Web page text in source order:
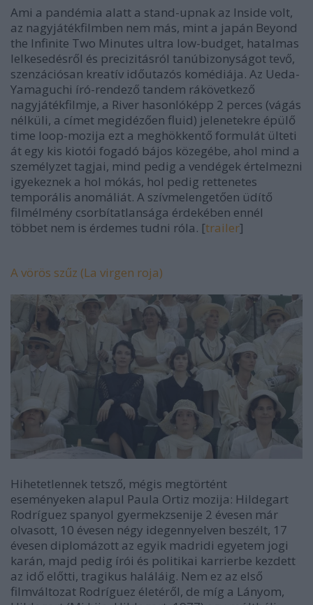
Ami a pandémia alatt a stand-upnak az Inside volt,
az nagyjátékfilmben nem más, mint a japán Beyond
the Infinite Two Minutes ultra low-budget, hatalmas
lelkesedésről és precizitásról tanúbizonyságot tevő,
szenzációsan kreatív időutazós komédiája. Az Ueda-
Yamaguchi író-rendező tandem rákövetkező
nagyjátékfilmje, a River hasonlóképp 2 perces (vágás
nélküli, a címet megidézően fluid) jelenetekre épülő
time loop-mozija ezt a meghökkentő formulát ülteti
át egy kis kiotói fogadó bájos közegébe, ahol mind a
személyzet tagjai, mind pedig a vendégek értelmezni
igyekeznek a hol mókás, hol pedig rettenetes
temporális anomáliát. A szívmelengetően üdítő
filmélmény csorbítatlansága érdekében ennél
többet nem is érdemes tudni róla. [trailer]
A vörös szűz (La virgen roja)
Hihetetlennek tetsző, mégis megtörtént
eseményeken alapul Paula Ortiz mozija: Hildegart
Rodríguez spanyol gyermekzsenije 2 évesen már
olvasott, 10 évesen négy idegennyelven beszélt, 17
évesen diplomázott az egyik madridi egyetem jogi
karán, majd pedig írói és politikai karrierbe kezdett
az idő előtti, tragikus haláláig. Nem ez az első
filmváltozat Rodríguez életéről, de míg a Lányom,